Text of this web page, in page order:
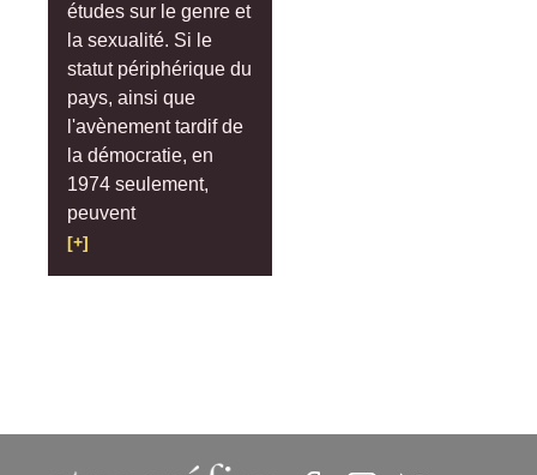
études sur le genre et
la sexualité. Si le
statut périphérique du
pays, ainsi que
l'avènement tardif de
la démocratie, en
1974 seulement,
peuvent
[+]